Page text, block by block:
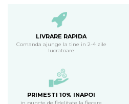
LIVRARE RAPIDA
Comanda ajunge la tine in 2-4 zile
lucratoare
PRIMESTI 10% INAPOI
in puncte de fidelitate la fiecare